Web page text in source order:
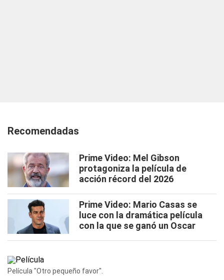
Recomendadas
Prime Video: Mel Gibson
protagoniza la película de
acción récord del 2026
Prime Video: Mario Casas se
luce con la dramática película
con la que se ganó un Oscar
Película "Otro pequeño favor".